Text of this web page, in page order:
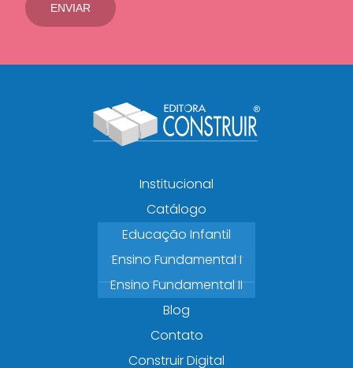
Institucional
Catálogo
Educação Infantil
Ensino Fundamental I
Ensino Fundamental II
Blog
Contato
Construir Digital